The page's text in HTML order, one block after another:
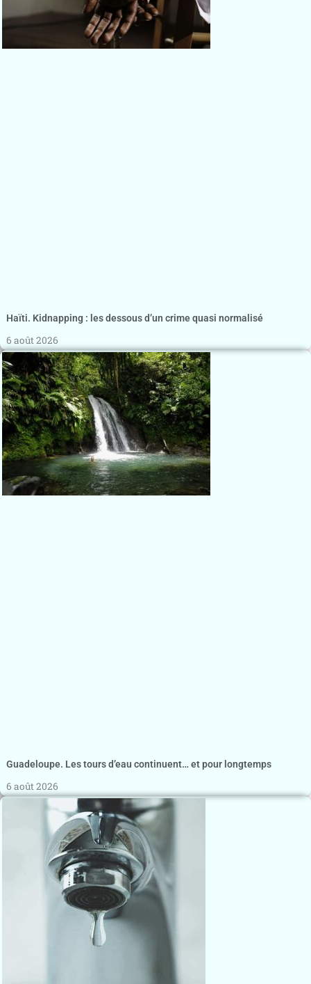
Haïti. Kidnapping : les dessous d’un crime quasi normalisé
6 août 2026
Guadeloupe. Les tours d’eau continuent… et pour longtemps
6 août 2026